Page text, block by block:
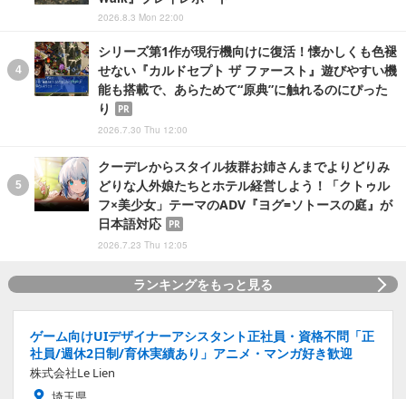
2026.8.3 Mon 22:00
シリーズ第1作が現行機向けに復活！懐かしくも色褪
せない『カルドセプト ザ ファースト』遊びやすい機
能も搭載で、あらためて“原典”に触れるのにぴった
り
PR
2026.7.30 Thu 12:00
クーデレからスタイル抜群お姉さんまでよりどりみ
どりな人外娘たちとホテル経営しよう！「クトゥル
フ×美少女」テーマのADV『ヨグ=ソトースの庭』が
日本語対応
PR
2026.7.23 Thu 12:05
ランキングをもっと見る
ゲーム向けUIデザイナーアシスタント正社員・資格不問「正
社員/週休2日制/育休実績あり」アニメ・マンガ好き歓迎
株式会社Le Lien